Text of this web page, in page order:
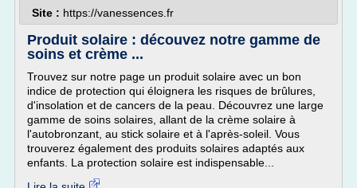
Site : https://vanessences.fr
Produit solaire : découvez notre gamme de
soins et crème ...
Trouvez sur notre page un produit solaire avec un bon
indice de protection qui éloignera les risques de brûlures,
d'insolation et de cancers de la peau. Découvrez une large
gamme de soins solaires, allant de la crème solaire à
l'autobronzant, au stick solaire et à l'après-soleil. Vous
trouverez également des produits solaires adaptés aux
enfants. La protection solaire est indispensable...